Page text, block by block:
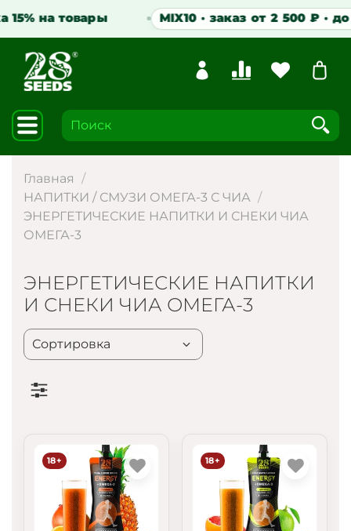
на товары MIX10 · заказ от 2 500 ₽ · до
Главная
НАПИТКИ / СМУЗИ ОМЕГА-3 С ЧИА
ЭНЕРГЕТИЧЕСКИЕ НАПИТКИ И СНЕКИ ЧИА
ОМЕГА-3
ЭНЕРГЕТИЧЕСКИЕ НАПИТКИ
И СНЕКИ ЧИА ОМЕГА-3
18+ 18+